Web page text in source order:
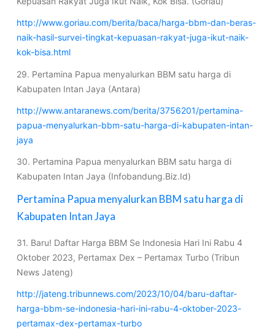
http://www.goriau.com/berita/baca/harga-bbm-dan-beras-
naik-hasil-survei-tingkat-kepuasan-rakyat-juga-ikut-naik-
kok-bisa.html
29. Pertamina Papua menyalurkan BBM satu harga di
Kabupaten Intan Jaya (Antara)
http://www.antaranews.com/berita/3756201/pertamina-
papua-menyalurkan-bbm-satu-harga-di-kabupaten-intan-
jaya
30. Pertamina Papua menyalurkan BBM satu harga di
Kabupaten Intan Jaya (Infobandung.Biz.Id)
Pertamina Papua menyalurkan BBM satu harga di
Kabupaten Intan Jaya
31. Baru! Daftar Harga BBM Se Indonesia Hari Ini Rabu 4
Oktober 2023, Pertamax Dex – Pertamax Turbo (Tribun
News Jateng)
http://jateng.tribunnews.com/2023/10/04/baru-daftar-
harga-bbm-se-indonesia-hari-ini-rabu-4-oktober-2023-
pertamax-dex-pertamax-turbo